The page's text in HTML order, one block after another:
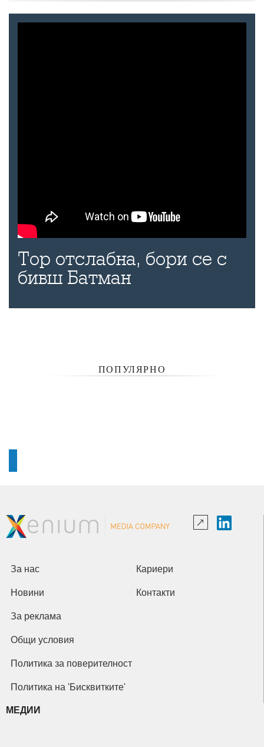
Тор отслабна, бори се с
бивш Батман
ПОПУЛЯРНО
За нас Кариери
Новини Контакти
За реклама
Общи условия
Политика за поверителност
Политика на 'Бисквитките'
МЕДИИ